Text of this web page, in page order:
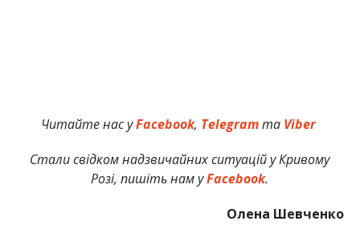
Читайте нас уFacebook, Telegramта Viber
Стали свідком надзвичайних ситуацій у Кривому
Розі, пишіть нам уFacebook.
Олена Шевченко